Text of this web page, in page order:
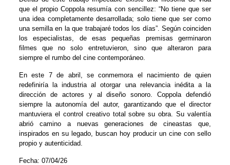
que el propio Coppola resumía con sencillez: “No tiene que ser
una idea completamente desarrollada; solo tiene que ser como
una semilla en la que trabajaré todos los días”. Según coinciden
los especialistas, de esas pequeñas premisas germinaron
filmes que no solo entretuvieron, sino que alteraron para
siempre el rumbo del cine contemporáneo.
En este 7 de abril, se conmemora el nacimiento de quien
redefiniría la industria al otorgar una relevancia inédita a la
dirección de actores y al diseño sonoro. Coppola defendió
siempre la autonomía del autor, garantizando que el director
mantuviera el control creativo total sobre su obra. Su valentía
abrió camino a nuevas generaciones de cineastas que,
inspirados en su legado, buscan hoy producir un cine con sello
propio y autenticidad.
Fecha: 07/04/26